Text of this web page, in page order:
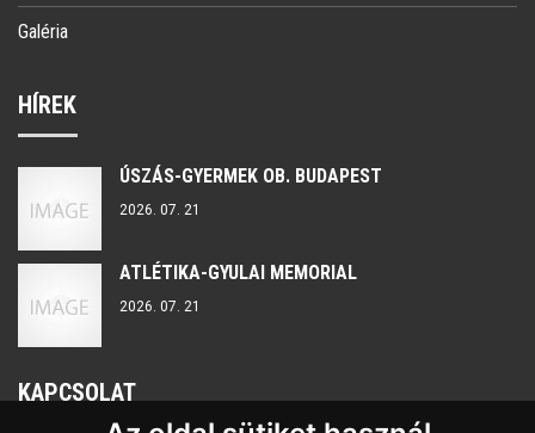
Galéria
HÍREK
ÚSZÁS-GYERMEK OB. BUDAPEST
2026. 07. 21
ATLÉTIKA-GYULAI MEMORIAL
2026. 07. 21
KAPCSOLAT